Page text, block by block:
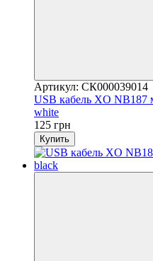
Артикул: СК000039014
USB кабель XO
white
125 грн
Купить